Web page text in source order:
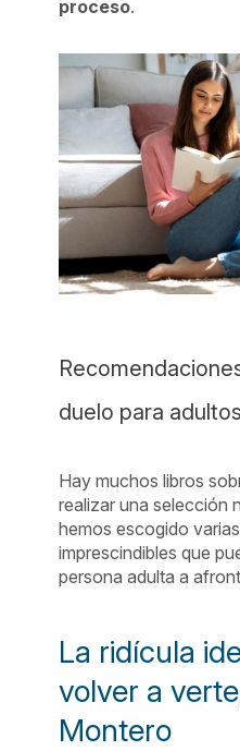
proceso.
duelo para adultos
Hay muchos libros
realizar una selección
hemos escogido
imprescindibles que
persona adulta a
La ridícula
volver a
Montero